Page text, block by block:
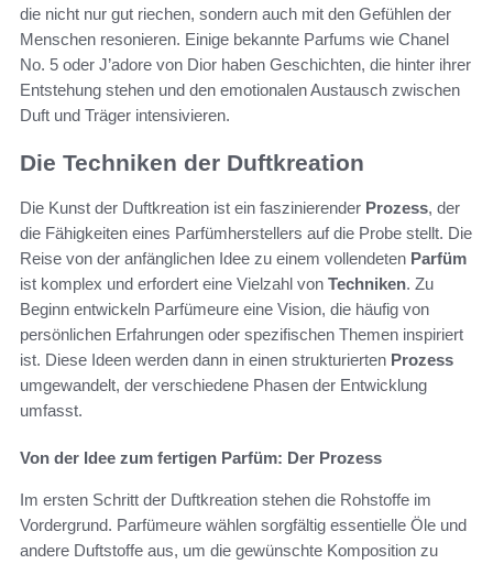
die nicht nur gut riechen, sondern auch mit den Gefühlen der
Menschen resonieren. Einige bekannte Parfums wie Chanel
No. 5 oder J’adore von Dior haben Geschichten, die hinter ihrer
Entstehung stehen und den emotionalen Austausch zwischen
Duft und Träger intensivieren.
Die Techniken der Duftkreation
Die Kunst der Duftkreation ist ein faszinierender Prozess, der
die Fähigkeiten eines Parfümherstellers auf die Probe stellt. Die
Reise von der anfänglichen Idee zu einem vollendeten Parfüm
ist komplex und erfordert eine Vielzahl von Techniken. Zu
Beginn entwickeln Parfümeure eine Vision, die häufig von
persönlichen Erfahrungen oder spezifischen Themen inspiriert
ist. Diese Ideen werden dann in einen strukturierten Prozess
umgewandelt, der verschiedene Phasen der Entwicklung
umfasst.
Von der Idee zum fertigen Parfüm: Der Prozess
Im ersten Schritt der Duftkreation stehen die Rohstoffe im
Vordergrund. Parfümeure wählen sorgfältig essentielle Öle und
andere Duftstoffe aus, um die gewünschte Komposition zu